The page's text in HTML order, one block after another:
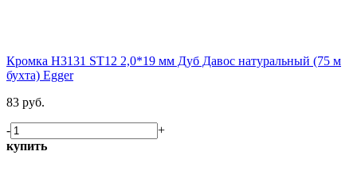
Кромка H3131 ST12 2,0*19 мм Дуб Давос натуральный (75 м
бухта) Egger
83 руб.
-
+
купить